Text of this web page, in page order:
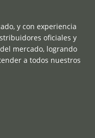
y con experiencia
oficiales y
mercado, logrando
a todos nuestros